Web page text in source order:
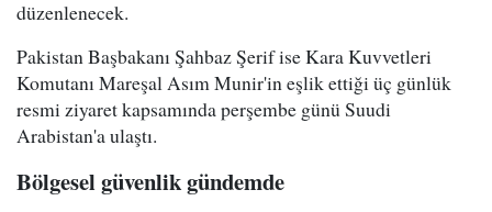
düzenlenecek.
Pakistan Başbakanı Şahbaz Şerif ise Kara Kuvvetleri
Komutanı Mareşal Asım Munir'in eşlik ettiği üç günlük
resmi ziyaret kapsamında perşembe günü Suudi
Arabistan'a ulaştı.
Bölgesel güvenlik gündemde